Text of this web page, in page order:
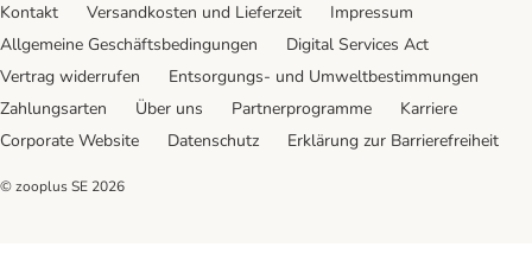
Kontakt Versandkosten und Lieferzeit
Impressum
Allgemeine Geschäftsbedingungen
Digital Services Act
Vertrag widerrufen
Entsorgungs- und Umweltbestimmungen
Zahlungsarten
Über uns Partnerprogramme
Karriere
Corporate Website
Datenschutz Erklärung zur Barrierefreiheit
© zooplus SE 2026